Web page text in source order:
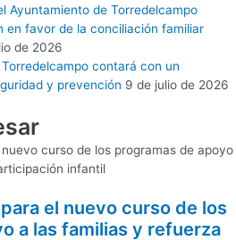
Ayuntamiento de Torredelcampo
en favor de la conciliación familiar
de 2026
contará con un
y prevención 9 de julio de 2026
el nuevo curso de los
a las familias y refuerza